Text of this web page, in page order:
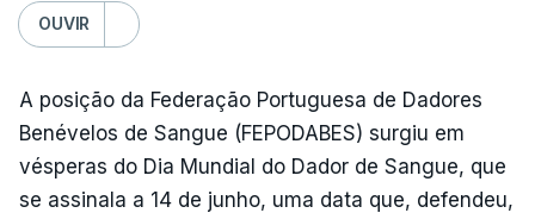
OUVIR
A posição da Federação Portuguesa de Dadores
Benévelos de Sangue (FEPODABES) surgiu em
vésperas do Dia Mundial do Dador de Sangue, que
se assinala a 14 de junho, uma data que, defendeu,